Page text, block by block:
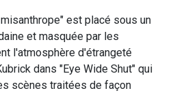
est placé sous un
et masquée par les
l'atmosphère d'étrangeté
dans "Eye Wide Shut" qui
scènes traitées de façon